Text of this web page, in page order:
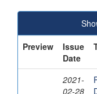
Preview
Issue
Date
2021-
02-28